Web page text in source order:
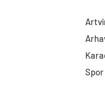
Spor